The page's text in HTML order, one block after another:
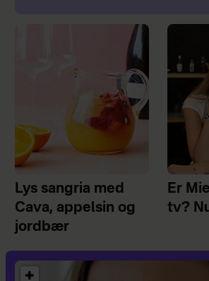
Lys sangria med
Cava, appelsin og
jordbær
Er
tv?